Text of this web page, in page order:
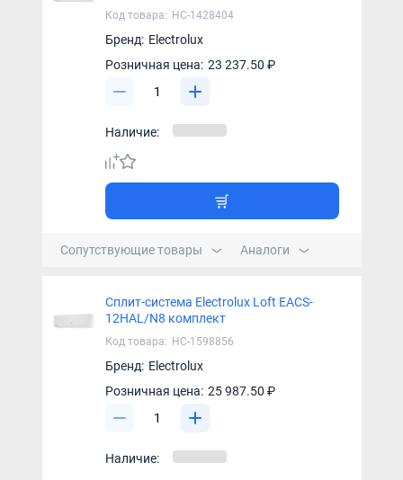
Код товара: НС-1428404
Бренд: Electrolux
Розничная цена: 23 237.50 ₽
Наличие:
Сопутствующие товары Аналоги
Сплит-система Electrolux Loft EACS-
12HAL/N8 комплект
Код товара: НС-1598856
Бренд: Electrolux
Розничная цена: 25 987.50 ₽
Наличие: